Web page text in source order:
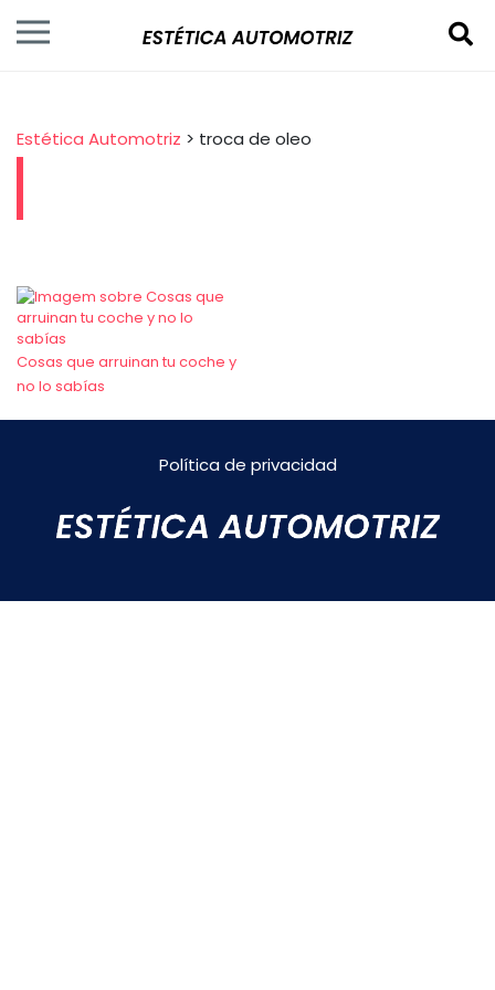
Estética Automotriz > troca de oleo
Cosas que arruinan tu coche y
no lo sabías
Política de privacidad